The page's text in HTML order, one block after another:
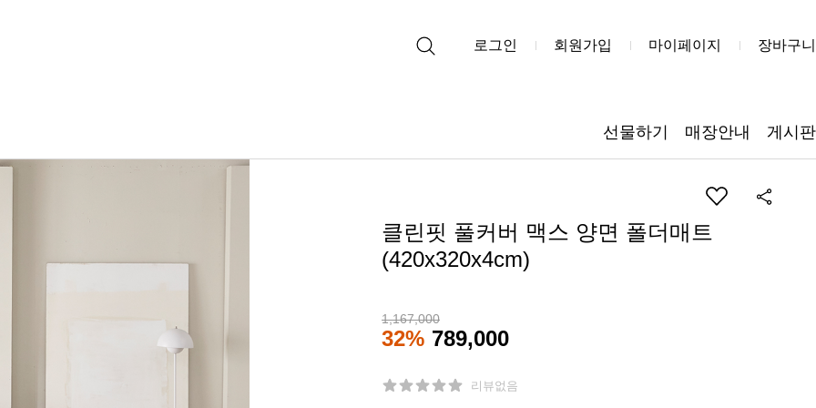
로그인 회원가입 마이페이지 장바구니
선물하기 매장안내 게시판
클린핏 풀커버 맥스 양면 폴더매트
(420x320x4cm)
1,167,000
32% 789,000
리뷰없음